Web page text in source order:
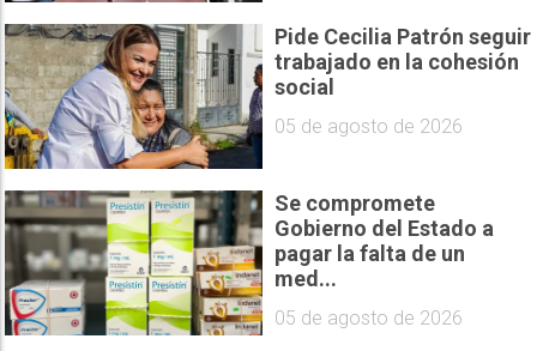
Pide Cecilia Patrón seguir
trabajado en la cohesión
social
05 de agosto de 2026
Se compromete
Gobierno del Estado a
pagar la falta de un
med...
05 de agosto de 2026